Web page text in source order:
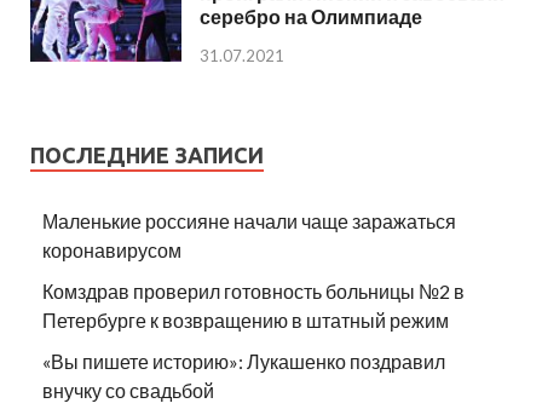
серебро на Олимпиаде
31.07.2021
ПОСЛЕДНИЕ ЗАПИСИ
Маленькие россияне начали чаще заражаться
коронавирусом
Комздрав проверил готовность больницы №2 в
Петербурге к возвращению в штатный режим
«Вы пишете историю»: Лукашенко поздравил
внучку со свадьбой